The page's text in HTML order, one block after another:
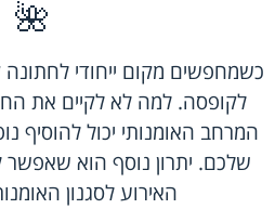
🌺
כשמחפשים מקום ייחודי
לקופסה. למה לא לקיים את
המרחב האומנותי יכול להוסיף
שלכם. יתרון נוסף הוא
האירוע לסגנון